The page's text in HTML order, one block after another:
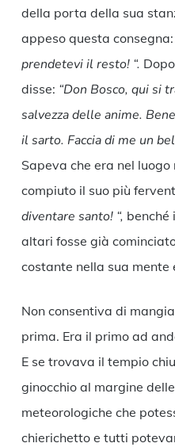
della porta della sua
appeso questa consegna:
prendetevi il resto! “.
disse: “Don Bosco, qui si
salvezza delle anime.
il sarto. Faccia di me un
Sapeva che era nel
compiuto il suo più
diventare santo! “, benché
altari fosse già
costante nella sua mente
Non consentiva di
prima. Era il primo ad
E se trovava il tempio
ginocchio al margine
meteorologiche che
chierichetto e tutti